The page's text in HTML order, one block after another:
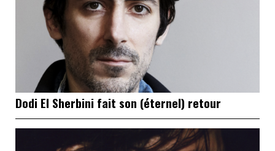
Dodi El Sherbini fait son (éternel) retour